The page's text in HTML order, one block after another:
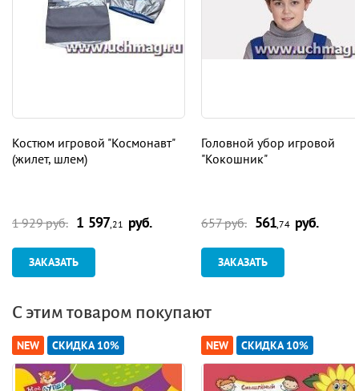
Костюм игровой "Космонавт"
(жилет, шлем)
1 929 руб. 1 597,21 руб.
ЗАКАЗАТЬ
Головной убор игровой
"Кокошник"
657 руб. 561,74 руб.
ЗАКАЗАТЬ
С этим товаром покупают
NEW СКИДКА 10% NEW СКИДКА 10%